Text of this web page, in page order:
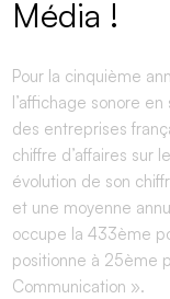
Média !
Pour la cinquième
l’affichage sonore
des entreprises
chiffre d’affaires sur
évolution de son
et une moyenne
occupe la 433ème
positionne à 25ème
Communication ».